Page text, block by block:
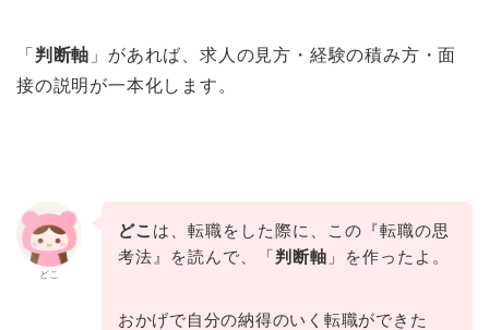
「 判断軸 」があれば、求人の見方・経験の積み方・面
接の説明が一本化します。
どこ
どこ は、転職をした際に、この『転職の思
考法』を読んで、「判断軸 」を作ったよ。
おかげで自分の納得のいく転職ができた